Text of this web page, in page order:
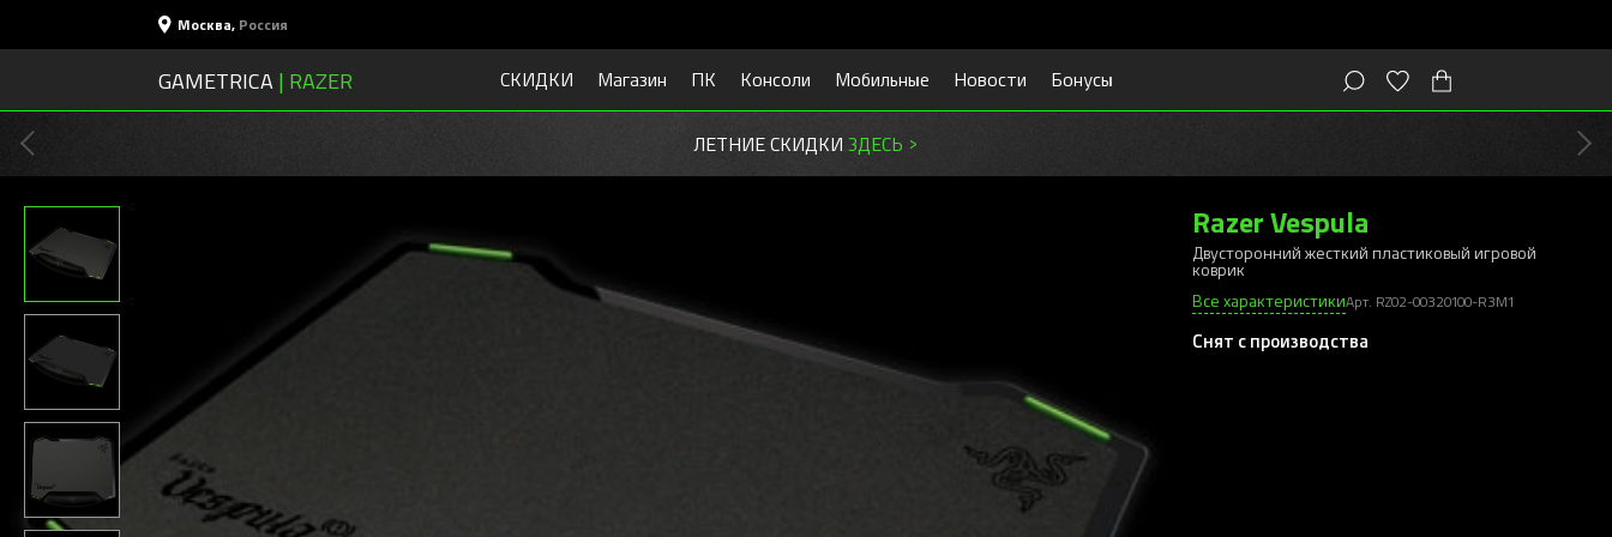
Москва, Россия
GAMETRICA | RAZER СКИДКИ Магазин ПК Консоли Мобильные Новости Бонусы
ЛЕТНИЕ СКИДКИ ЗДЕСЬ >
Razer Vespula
Двусторонний жесткий пластиковый игровой
коврик
Все характеристикиАрт. RZ02-00320100-R3M1
Снят с производства